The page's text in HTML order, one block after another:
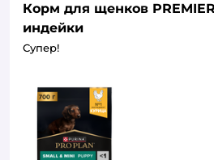
Корм для щенков
индейки
Супер!